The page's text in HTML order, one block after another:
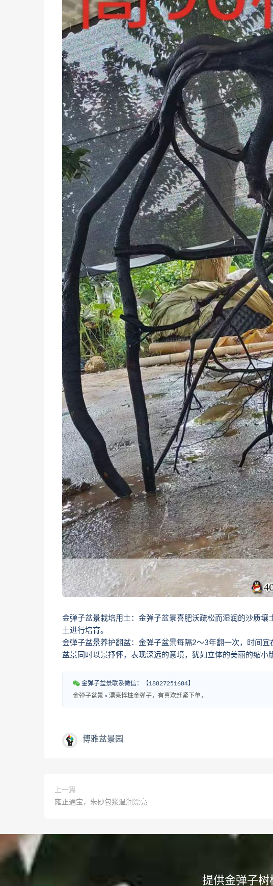
金弹子盆景栽培用土：金弹子盆景喜肥沃疏松而湿润的沙质
土进行培育。
金弹子盆景养护翻盆：金弹子盆景每隔2～3年翻一次，时间宜
盆景同时以景抒怀，表现深远的意境，犹如立体的美丽的缩小
金弹子盆景联系微信：【18827251684】
金弹子盆景 » 漂亮怪桩金弹子，有喜欢赶紧下单，
博雅盆景园
上一篇
雍正通宝，朱砂包浆温润漂亮
提供金弹子树